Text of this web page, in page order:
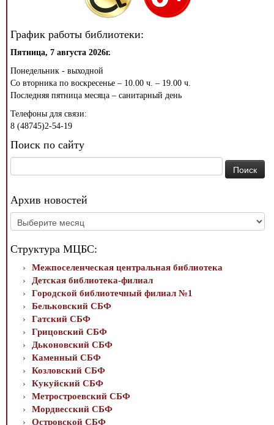
График работы библиотеки:
Пятница, 7 августа 2026г.
Понедельник - выходной
Со вторника по воскресенье – 10.00 ч. – 19.00 ч.
Последняя пятница месяца – санитарный день
Телефоны для связи:
8 (48745)2-54-19
Поиск по сайту
Архив новостей
Архив
новостей
Структура МЦБС:
Межпоселенческая центральная библиотека
Детская библиотека-филиал
Городской библиотечный филиал №1
Бельковский СБФ
Гатский СБФ
Грицовский СБФ
Дьконовский СБФ
Каменный СБФ
Козловский СБФ
Кукуйский СБФ
Метростроевский СБФ
Мордвесский СБФ
Островской СБФ